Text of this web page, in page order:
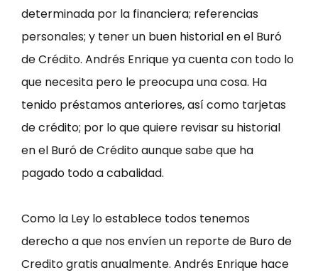
determinada por la financiera; referencias
personales; y tener un buen historial en el Buró
de Crédito. Andrés Enrique ya cuenta con todo lo
que necesita pero le preocupa una cosa. Ha
tenido préstamos anteriores, así como tarjetas
de crédito; por lo que quiere revisar su historial
en el Buró de Crédito aunque sabe que ha
pagado todo a cabalidad.
Como la Ley lo establece todos tenemos
derecho a que nos envíen un reporte de Buro de
Credito gratis anualmente. Andrés Enrique hace